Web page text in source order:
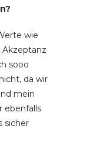
wie
sooo
da wir
mein
ebenfalls
sicher